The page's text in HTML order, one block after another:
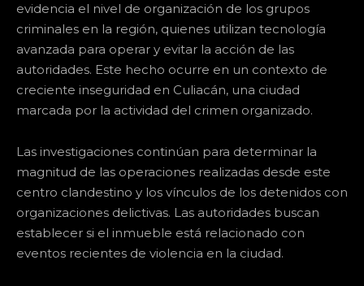
evidencia el nivel de organización de los grupos
criminales en la región, quienes utilizan tecnología
avanzada para operar y evitar la acción de las
autoridades. Este hecho ocurre en un contexto de
creciente inseguridad en Culiacán, una ciudad
marcada por la actividad del crimen organizado.
Las investigaciones continúan para determinar la
magnitud de las operaciones realizadas desde este
centro clandestino y los vínculos de los detenidos con
organizaciones delictivas. Las autoridades buscan
establecer si el inmueble está relacionado con
eventos recientes de violencia en la ciudad.